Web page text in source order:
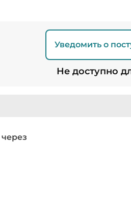
Уведомить о
Не доступно
через